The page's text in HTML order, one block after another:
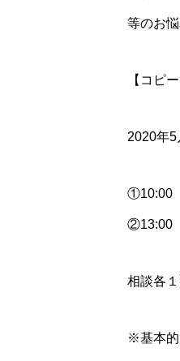
等のお
【コピ
2020年5
①10:00
相談各
※基本的